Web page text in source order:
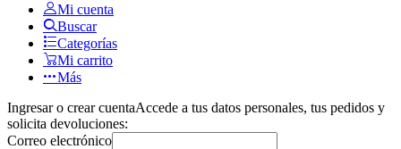
Mi cuenta
Buscar
Categorías
Mi carrito
Más
Ingresar o crear cuentaAccede a tus datos personales, tus pedidos y
solicita devoluciones:
Correo electrónico